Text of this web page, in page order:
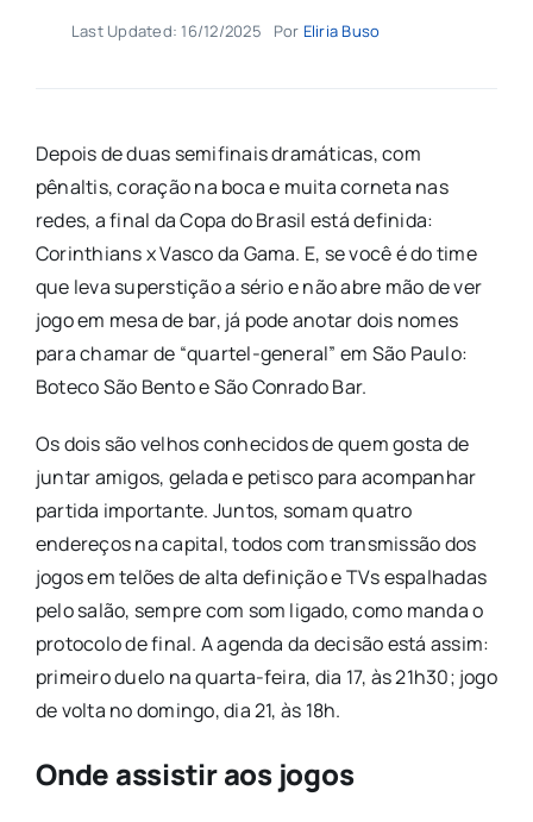
Last Updated: 16/12/2025 Por Eliria Buso
Depois de duas semifinais dramáticas, com
pênaltis, coração na boca e muita corneta nas
redes, a final da Copa do Brasil está definida:
Corinthians x Vasco da Gama. E, se você é do time
que leva superstição a sério e não abre mão de ver
jogo em mesa de bar, já pode anotar dois nomes
para chamar de “quartel-general” em São Paulo:
Boteco São Bento e São Conrado Bar.
Os dois são velhos conhecidos de quem gosta de
juntar amigos, gelada e petisco para acompanhar
partida importante. Juntos, somam quatro
endereços na capital, todos com transmissão dos
jogos em telões de alta definição e TVs espalhadas
pelo salão, sempre com som ligado, como manda o
protocolo de final. A agenda da decisão está assim:
primeiro duelo na quarta-feira, dia 17, às 21h30; jogo
de volta no domingo, dia 21, às 18h.
Onde assistir aos jogos